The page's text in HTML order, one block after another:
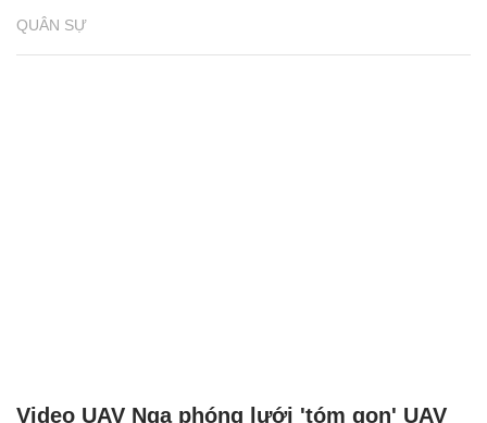
QUÂN SỰ
Video UAV Nga phóng lưới 'tóm gọn' UAV